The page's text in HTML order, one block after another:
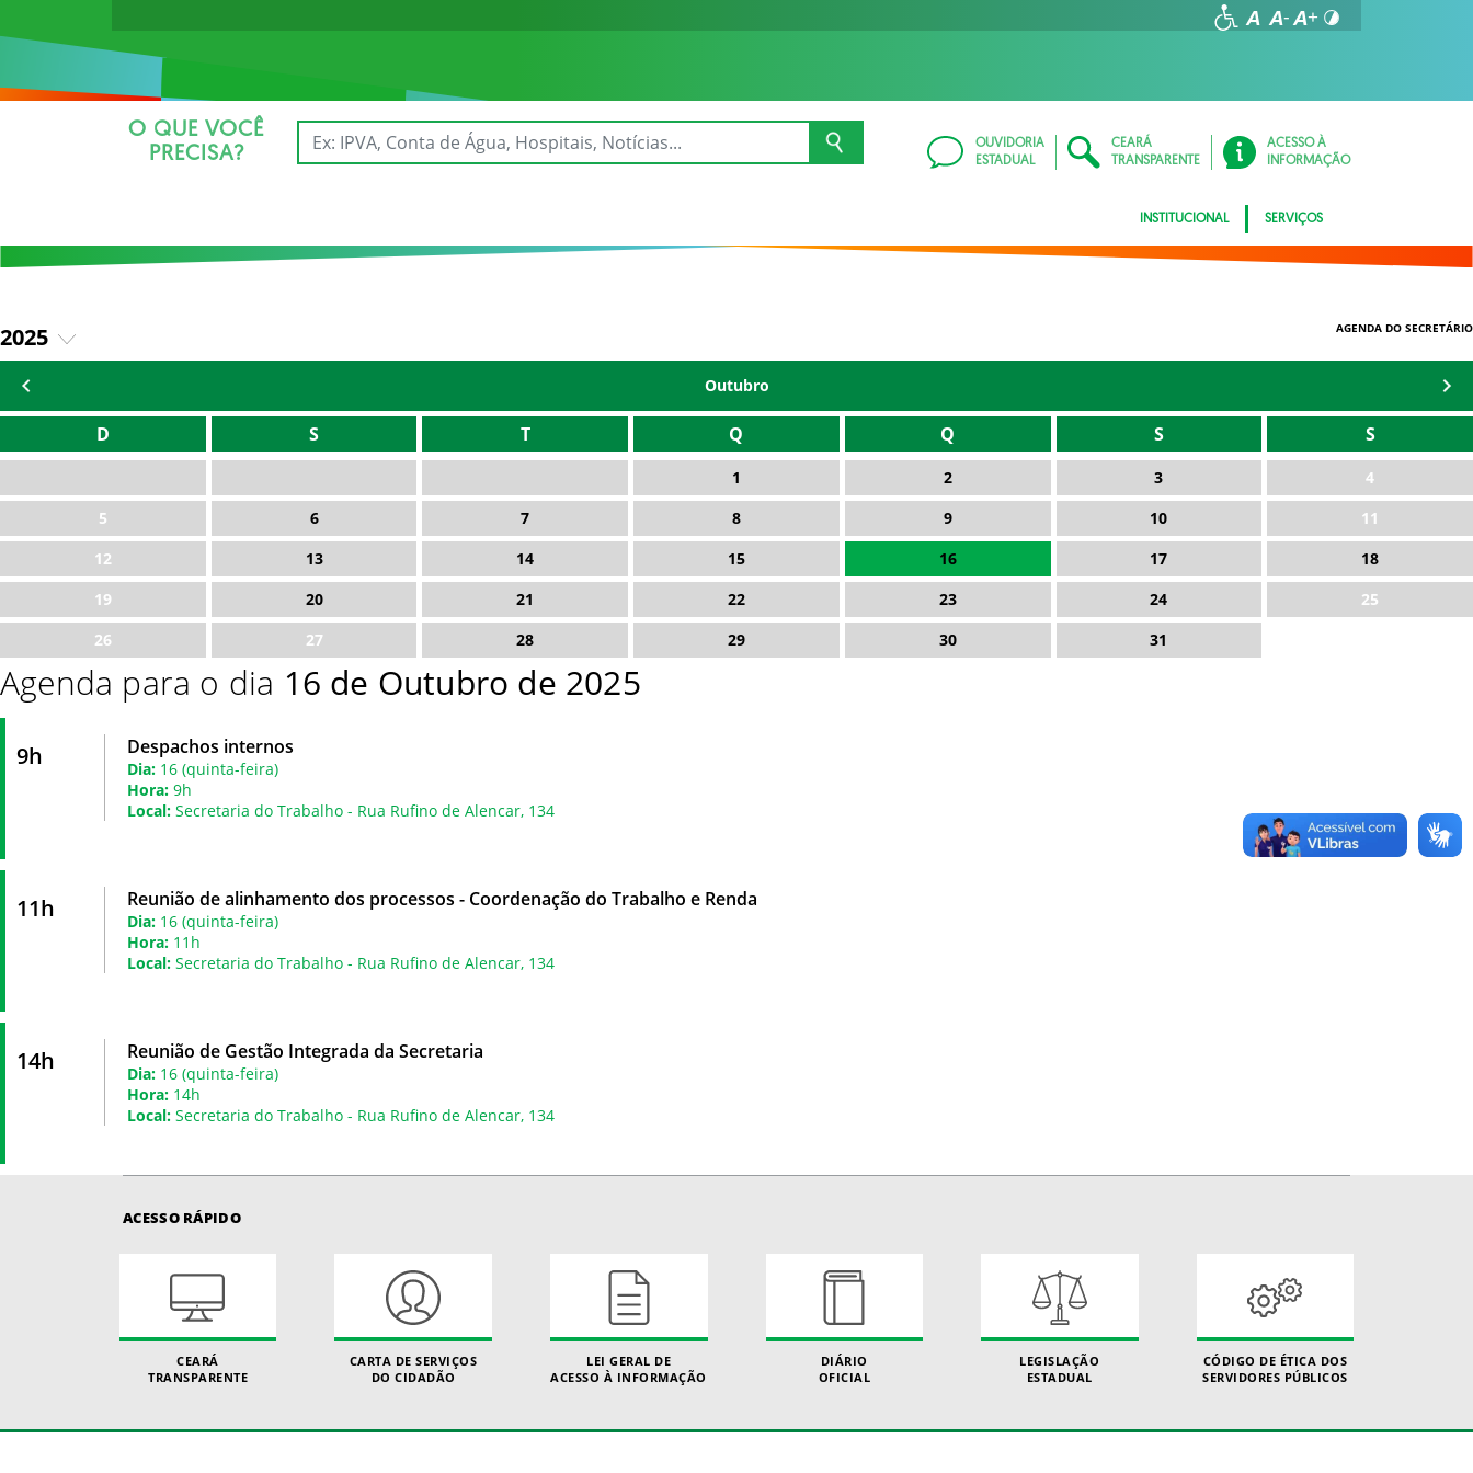
O QUE VOCÊ
PRECISA?
OUVIDORIA
ESTADUAL
CEARÁ
TRANSPARENTE
ACESSO À
INFORMAÇÃO
INSTITUCIONAL SERVIÇOS
2025
2026
AGENDA DO SECRETÁRIO
Outubro
D S T Q Q S S
1 2 3
4
5
6 7 8 9 10
11
12
13 14 15 16 17
18
19
20 21 22 23 24
25
26
27 28 29 30 31
Agenda para o dia 16 de Outubro de 2025
9h Despachos internos
Dia: 16 (quinta-feira)
Hora: 9h
Local: Secretaria do Trabalho - Rua Rufino de Alencar, 134
11h Reunião de alinhamento dos processos - Coordenação do Trabalho e Renda
Dia: 16 (quinta-feira)
Hora: 11h
Local: Secretaria do Trabalho - Rua Rufino de Alencar, 134
14h Reunião de Gestão Integrada da Secretaria
Dia: 16 (quinta-feira)
Hora: 14h
Local: Secretaria do Trabalho - Rua Rufino de Alencar, 134
ACESSO RÁPIDO
CEARÁ
TRANSPARENTE
CARTA DE SERVIÇOS
DO CIDADÃO
LEI GERAL DE
ACESSO À INFORMAÇÃO
DIÁRIO
OFICIAL
LEGISLAÇÃO
ESTADUAL
CÓDIGO DE ÉTICA DOS
SERVIDORES PÚBLICOS